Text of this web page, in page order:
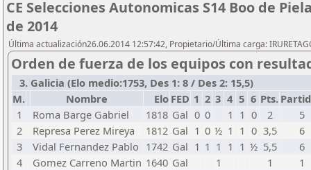
CE Selecciones Autonomicas S14 Boo de
de 2014
Última actualización26.06.2014 12:57:42, Propietario/Última carga:
Orden de fuerza de los equipos con
3. Galicia (Elo medio:1753, Des 1: 8 / Des 2: 15,5)
M.
Nombre Elo FED 1 2 3 4 5 6 Pts.
1
Roma Barge Gabriel 1818 Gal 0 0 1 1 0 2
5
2
Represa Perez Mireya 1812 Gal 1 0 ½ 1 1 0 3,5
6
3
Vidal Fernandez Pablo 1742 Gal 1 1 1 1 1 ½ 5,5
6
4
Gomez Carreno Martin 1640 Gal 1 1
1